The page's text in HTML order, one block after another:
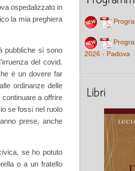
ospedalizzato in
la mia preghiera
pubbliche si sono
del covid.
è un dovere far
ordinanze delle
a offrire
se fossi nel ruolo
prese, anche
se ho potuto
o a un fratello
2026 - Padova